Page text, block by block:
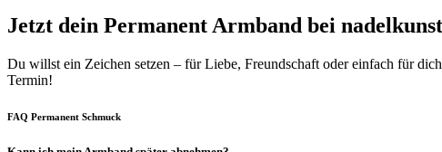
Jetzt dein Permanent Armband bei
Du willst ein Zeichen setzen – für Liebe, Freundschaft oder einfach für
Termin!
FAQ Permanent Schmuck